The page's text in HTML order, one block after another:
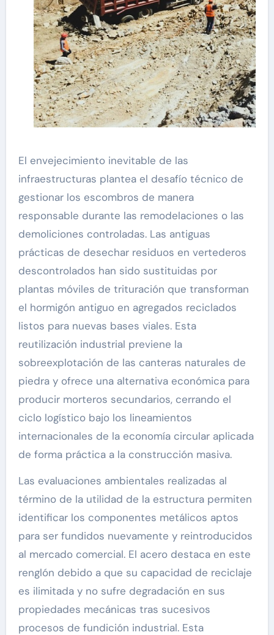
El envejecimiento inevitable de las
infraestructuras plantea el desafío técnico de
gestionar los escombros de manera
responsable durante las remodelaciones o las
demoliciones controladas. Las antiguas
prácticas de desechar residuos en vertederos
descontrolados han sido sustituidas por
plantas móviles de trituración que transforman
el hormigón antiguo en agregados reciclados
listos para nuevas bases viales. Esta
reutilización industrial previene la
sobreexplotación de las canteras naturales de
piedra y ofrece una alternativa económica para
producir morteros secundarios, cerrando el
ciclo logístico bajo los lineamientos
internacionales de la economía circular aplicada
de forma práctica a la construcción masiva.
Las evaluaciones ambientales realizadas al
término de la utilidad de la estructura permiten
identificar los componentes metálicos aptos
para ser fundidos nuevamente y reintroducidos
al mercado comercial. El acero destaca en este
renglón debido a que su capacidad de reciclaje
es ilimitada y no sufre degradación en sus
propiedades mecánicas tras sucesivos
procesos de fundición industrial. Esta